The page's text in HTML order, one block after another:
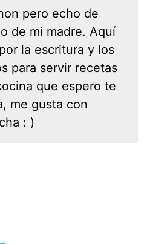
pero echo de
de mi madre. Aquí
la escritura y los
para servir recetas
que espero te
me gusta con
: )